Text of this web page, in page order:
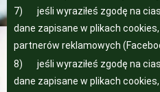
7) jeśli wyraziłeś zgodę na
dane zapisane w plikach
partnerów reklamowych
8) jeśli wyraziłeś zgodę na
dane zapisane w plikach